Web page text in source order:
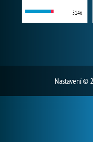
514x
Nastavení©